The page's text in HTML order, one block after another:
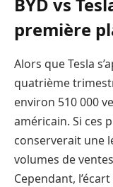
première
Alors que Tesla
quatrième
environ 510 000
américain. Si ces
conserverait une
volumes de
Cependant,